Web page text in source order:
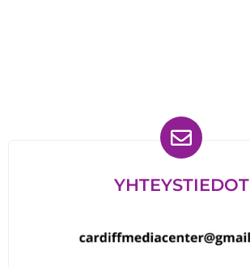
YHTEYSTIEDOT